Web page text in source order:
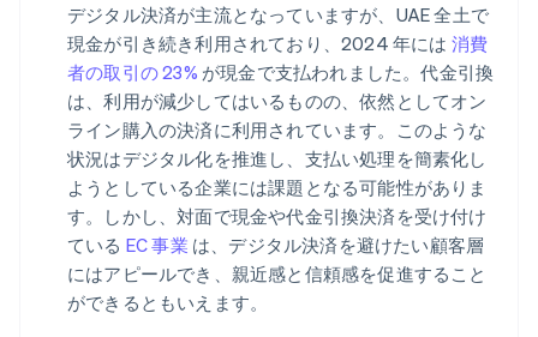
デジタル決済が主流となっていますが、UAE 全土で
現金が引き続き利用されており、2024 年には 消費
者の取引の 23% が現金で支払われました。代金引換
は、利用が減少してはいるものの、依然としてオン
ライン購入の決済に利用されています。このような
状況はデジタル化を推進し、支払い処理を簡素化し
ようとしている企業には課題となる可能性がありま
す。しかし、対面で現金や代金引換決済を受け付け
ている EC 事業 は、デジタル決済を避けたい顧客層
にはアピールでき、親近感と信頼感を促進すること
ができるともいえます。